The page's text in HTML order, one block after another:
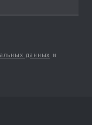
данных и